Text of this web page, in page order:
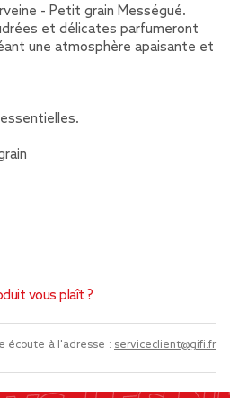
- Petit grain Mességué.
et délicates parfumeront
une atmosphère apaisante et
vous plaît ?
écoute à l'adresse : serviceclient@gifi.fr